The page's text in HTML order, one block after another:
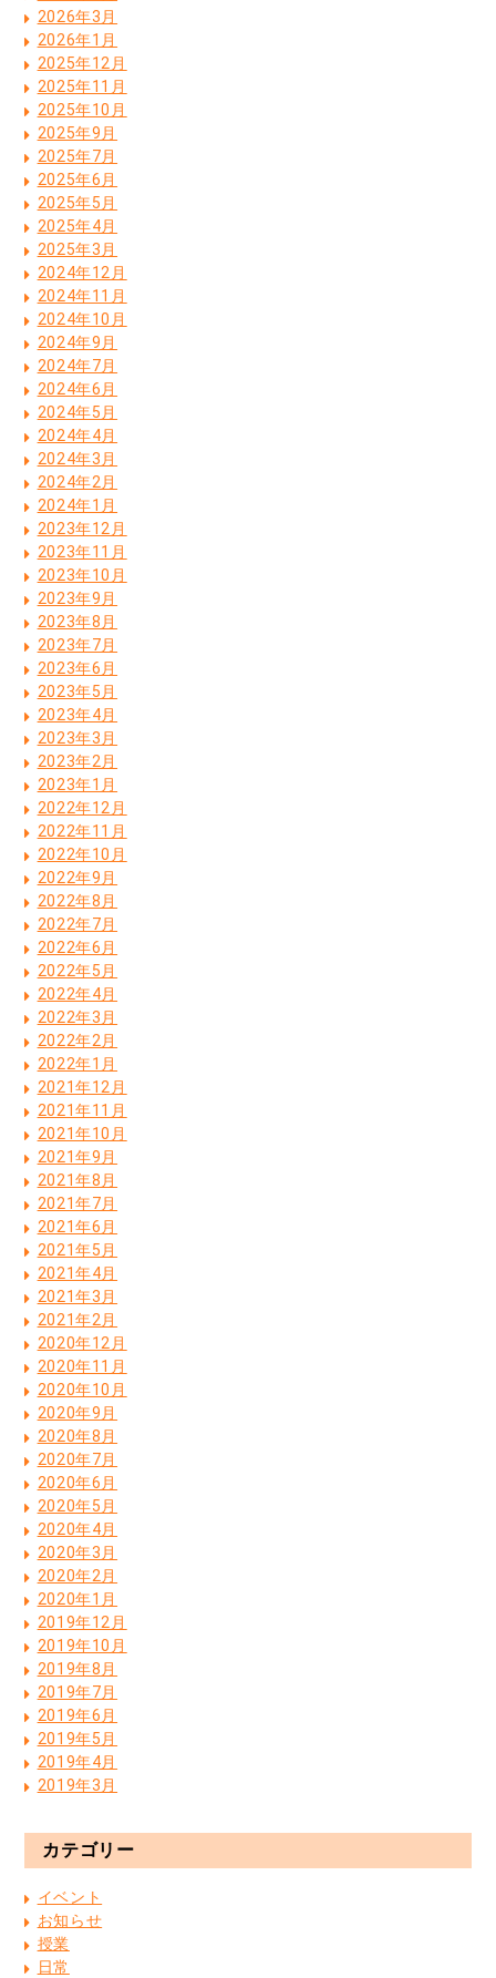
2026年3月
2026年1月
2025年12月
2025年11月
2025年10月
2025年9月
2025年7月
2025年6月
2025年5月
2025年4月
2025年3月
2024年12月
2024年11月
2024年10月
2024年9月
2024年7月
2024年6月
2024年5月
2024年4月
2024年3月
2024年2月
2024年1月
2023年12月
2023年11月
2023年10月
2023年9月
2023年8月
2023年7月
2023年6月
2023年5月
2023年4月
2023年3月
2023年2月
2023年1月
2022年12月
2022年11月
2022年10月
2022年9月
2022年8月
2022年7月
2022年6月
2022年5月
2022年4月
2022年3月
2022年2月
2022年1月
2021年12月
2021年11月
2021年10月
2021年9月
2021年8月
2021年7月
2021年6月
2021年5月
2021年4月
2021年3月
2021年2月
2020年12月
2020年11月
2020年10月
2020年9月
2020年8月
2020年7月
2020年6月
2020年5月
2020年4月
2020年3月
2020年2月
2020年1月
2019年12月
2019年10月
2019年8月
2019年7月
2019年6月
2019年5月
2019年4月
2019年3月
カテゴリー
イベント
お知らせ
授業
日常